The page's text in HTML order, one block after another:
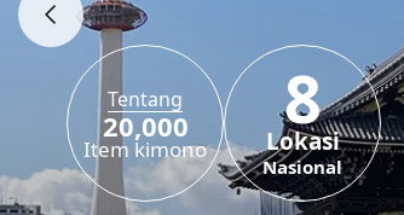
Tentang
20,000
Item kimono
8
Lokasi
Nasional